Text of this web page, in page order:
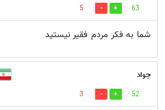
63
5
شما به فکر مردم فقیر نیستید
جواد
52
3